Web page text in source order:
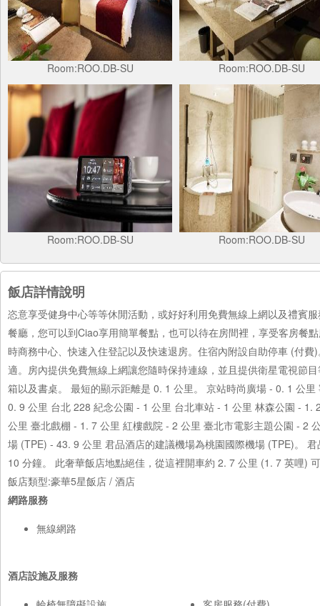
Room:ROO.DB-SU Room:ROO.DB-SU
Room:ROO.DB-SU Room:ROO.DB-SU
飯店詳情說明
恣意享受健身中心等等休閒活動，或好好利用免費無線上網以及禮賓
餐廳，您可以到Ciao享用簡單餐點，也可以待在房間裡，享受客房餐
時商務中心、快速入住登記以及快速退房。住宿內附設自助停車 (付
適。房內提供免費無線上網讓您隨時保持連線，並且提供衛星電視節
箱以及書桌。 最短的顯示距離是 0. 1 公里。 京站時尚廣場 - 0. 1 公
0. 9 公里 台北 228 紀念公園 - 1 公里 台北車站 - 1 公里 林森公園 -
公里 臺北戲棚 - 1. 7 公里 紅樓戲院 - 2 公里 臺北市電影主題公園 - 2
場 (TPE) - 43. 9 公里 君品酒店的建議機場為桃園國際機場 (TPE)。
10 分鐘。 此奢華飯店地點絕佳，從這裡開車約 2. 7 公里 (1. 7 英哩)
飯店類型:豪華5星飯店 / 酒店
網路服務
無線網路
酒店設施及服務